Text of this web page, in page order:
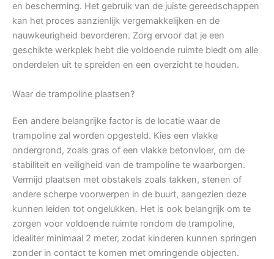
en bescherming. Het gebruik van de juiste gereedschappen
kan het proces aanzienlijk vergemakkelijken en de
nauwkeurigheid bevorderen. Zorg ervoor dat je een
geschikte werkplek hebt die voldoende ruimte biedt om alle
onderdelen uit te spreiden en een overzicht te houden.
Waar de trampoline plaatsen?
Een andere belangrijke factor is de locatie waar de
trampoline zal worden opgesteld. Kies een vlakke
ondergrond, zoals gras of een vlakke betonvloer, om de
stabiliteit en veiligheid van de trampoline te waarborgen.
Vermijd plaatsen met obstakels zoals takken, stenen of
andere scherpe voorwerpen in de buurt, aangezien deze
kunnen leiden tot ongelukken. Het is ook belangrijk om te
zorgen voor voldoende ruimte rondom de trampoline,
idealiter minimaal 2 meter, zodat kinderen kunnen springen
zonder in contact te komen met omringende objecten.